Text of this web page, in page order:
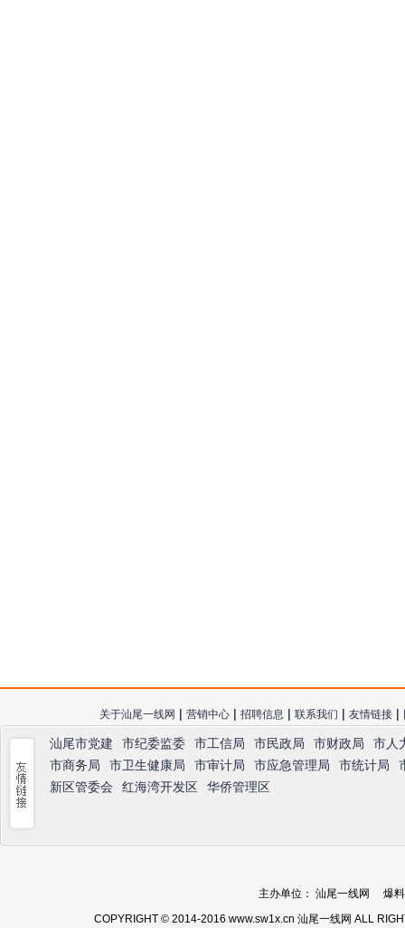
关于汕尾一线网 | 营销中心 | 招聘信息 | 联系我们 | 友情链接 |
汕尾市党建 市纪委监委 市工信局 市民政局 市财政局
市人
市商务局
市卫生健康局 市审计局 市应急管理局 市统计局
新区管委会
红海湾开发区 华侨管理区
主办单位： 汕尾一线网 爆
COPYRIGHT © 2014-2016 www.sw1x.cn 汕尾一线网 ALL